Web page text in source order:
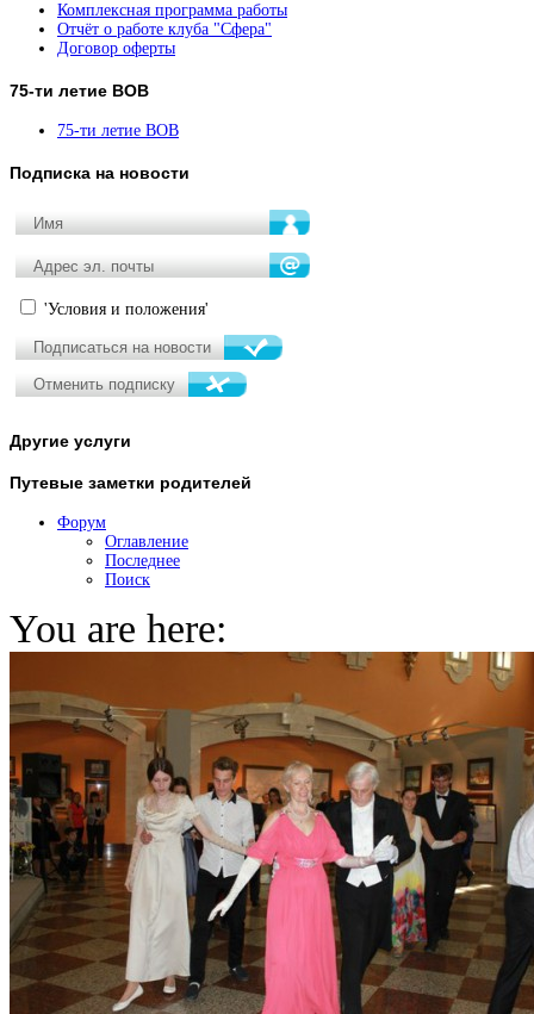
Комплексная программа работы
Отчёт о работе клуба "Сфера"
Договор оферты
75-ти летие ВОВ
75-ти летие ВОВ
Подписка на новости
'Условия и положения'
Другие услуги
Путевые заметки родителей
Форум
Оглавление
Последнее
Поиск
You are here: